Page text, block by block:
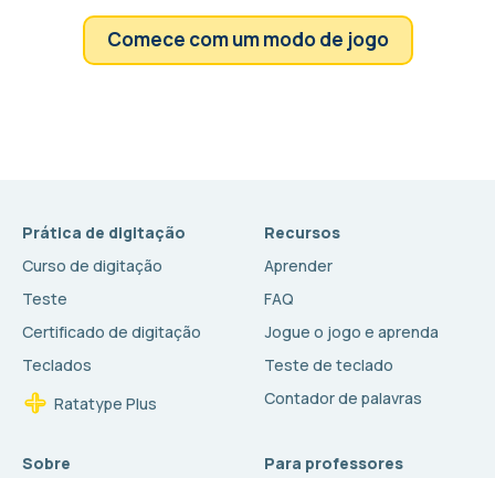
Comece com um modo de jogo
Prática de digitação
Curso de digitação
Teste
Certificado de digitação
Teclados
Ratatype Plus
Recursos
Aprender
FAQ
Jogue o jogo e aprenda
Teste de teclado
Contador de palavras
Sobre
Para professores